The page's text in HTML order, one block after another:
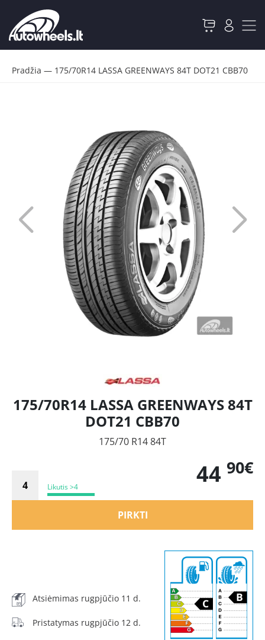
Pradžia — 175/70R14 LASSA GREENWAYS 84T DOT21 CBB70
175/70R14 LASSA GREENWAYS 84T
DOT21 CBB70
175/70 R14 84T
Likutis >4 44 90€
PIRKTI
Atsiėmimas rugpjūčio 11 d.
Pristatymas rugpjūčio 12 d.